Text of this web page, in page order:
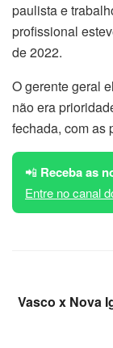
paulista e
profissional
de 2022.
O gerente geral
não era
fechada, com as
📲 Receba as
Entre no canal
Vasco x Nova